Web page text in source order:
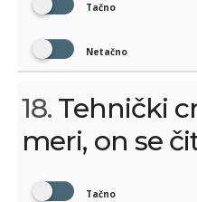
Tačno
Netačno
18. Tehnički
meri, on se
Tačno